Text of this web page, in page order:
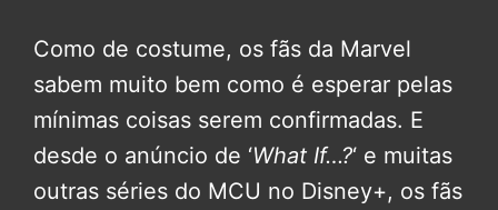
Como de costume, os fãs da Marvel
sabem muito bem como é esperar pelas
mínimas coisas serem confirmadas. E
desde o anúncio de ‘What If…?‘ e muitas
outras séries do MCU no Disney+, os fãs